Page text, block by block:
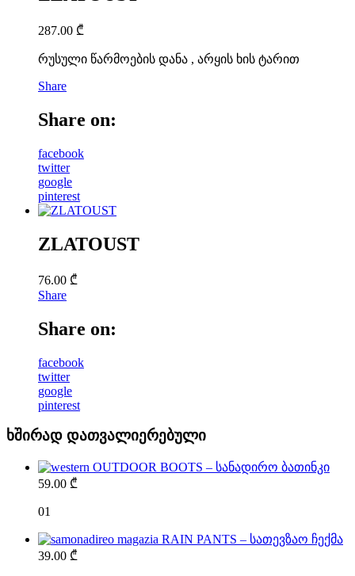
287.00 ₾
რუსული წარმოების დანა , არყის ხის ტარით
Share
Share on:
facebook
twitter
google
pinterest
ZLATOUST
76.00 ₾
Share
Share on:
facebook
twitter
google
pinterest
ხშირად დათვალიერებული
OUTDOOR BOOTS – სანადირო ბათინკი
59.00 ₾
01
RAIN PANTS – სათევზაო ჩექმა
39.00 ₾